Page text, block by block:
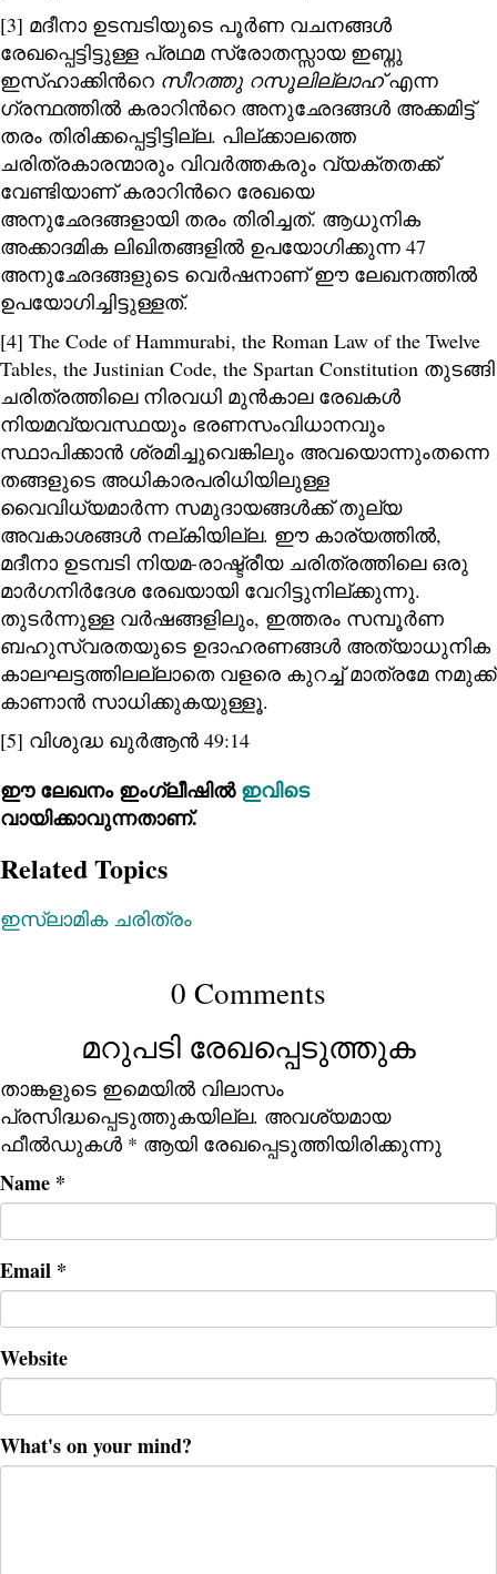
[3] മദീനാ ഉടമ്പടിയുടെ പൂര്‍ണ വചനങ്ങള്‍
രേഖപ്പെട്ടിട്ടുള്ള പ്രഥമ സ്രോതസ്സായ ഇബ്നു
ഇസ്ഹാക്കിന്‍റെ സീറത്തു റസൂലില്ലാഹ്എന്ന
ഗ്രന്ഥത്തില്‍ കരാറിന്‍റെ അനുഛേദങ്ങള്‍ അക്കമിട്ട്
തരം തിരിക്കപ്പെട്ടിട്ടില്ല. പില്ക്കാലത്തെ
ചരിത്രകാരന്മാരും വിവര്‍ത്തകരും വ്യക്തതക്ക്
വേണ്ടിയാണ് കരാറിന്‍റെ രേഖയെ
അനുഛേദങ്ങളായി തരം തിരിച്ചത്. ആധുനിക
അക്കാദമിക ലിഖിതങ്ങളില്‍ ഉപയോഗിക്കുന്ന 47
അനുഛേദങ്ങളുടെ വെര്‍ഷനാണ് ഈ ലേഖനത്തില്‍
ഉപയോഗിച്ചിട്ടുള്ളത്.
[4] The Code of Hammurabi, the Roman Law of the Twelve
Tables, the Justinian Code, the Spartan Constitution തുടങ്ങി
ചരിത്രത്തിലെ നിരവധി മുൻകാല രേഖകൾ
നിയമവ്യവസ്ഥയും ഭരണസംവിധാനവും
സ്ഥാപിക്കാൻ ശ്രമിച്ചുവെങ്കിലും അവയൊന്നുംതന്നെ
തങ്ങളുടെ അധികാരപരിധിയിലുള്ള
വൈവിധ്യമാർന്ന സമുദായങ്ങൾക്ക് തുല്യ
അവകാശങ്ങൾ നല്കിയില്ല. ഈ കാര്യത്തിൽ,
മദീനാ ഉടമ്പടി നിയമ-രാഷ്ട്രീയ ചരിത്രത്തിലെ ഒരു
മാർഗനിർദേശ രേഖയായി വേറിട്ടുനില്ക്കുന്നു.
തുടർന്നുള്ള വർഷങ്ങളിലും, ഇത്തരം സമ്പൂർണ
ബഹുസ്വരതയുടെ ഉദാഹരണങ്ങള്‍ അത്യാധുനിക
കാലഘട്ടത്തിലല്ലാതെ വളരെ കുറച്ച് മാത്രമേ നമുക്ക്
കാണാന്‍ സാധിക്കുകയുള്ളൂ.
[5] വിശുദ്ധ ഖുര്‍ആന്‍ 49:14
ഈ ലേഖനം ഇംഗ്ലീഷില്‍ഇവിടെ
വായിക്കാവുന്നതാണ്.
Related Topics
ഇസ്‌ലാമിക ചരിത്രം
0 Comments
മറുപടി രേഖപ്പെടുത്തുക
താങ്കളുടെ ഇമെയില്‍ വിലാസം
പ്രസിദ്ധപ്പെടുത്തുകയില്ല. അവശ്യമായ
ഫീല്‍ഡുകള്‍ * ആയി രേഖപ്പെടുത്തിയിരിക്കുന്നു
Name *
Email *
Website
What's on your mind?